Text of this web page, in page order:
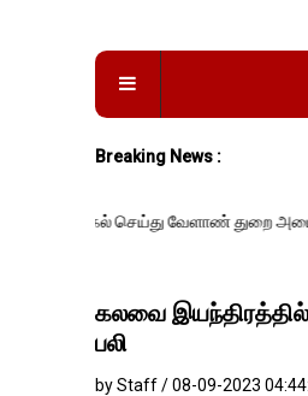
Breaking News :
செய்து வேளாண் துறை அமைச்சர் வினோத்
கலவை
பலி
by Staff / 08-09-2023